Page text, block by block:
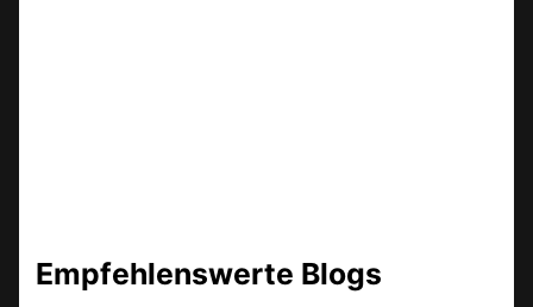
Empfehlenswerte Blogs